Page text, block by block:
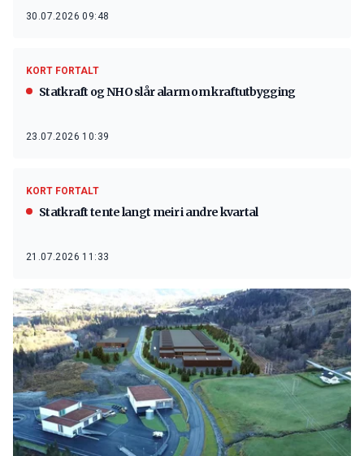
30.07.2026 09:48
KORT FORTALT
Statkraft og NHO slår alarm om kraftutbygging
23.07.2026 10:39
KORT FORTALT
Statkraft tente langt meir i andre kvartal
21.07.2026 11:33